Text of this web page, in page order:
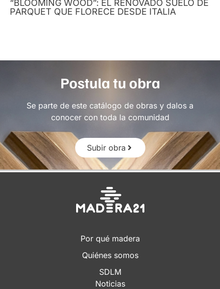
“BLOOMING WOOD”: EL RENOVADO SUELO DE
PARQUET QUE FLORECE DESDE ITALIA
Postula tu obra
Se parte de este catálogo de obras y dalos a
conocer con toda la comunidad
Subir obra
Por qué madera
Quiénes somos
SDLM
Noticias